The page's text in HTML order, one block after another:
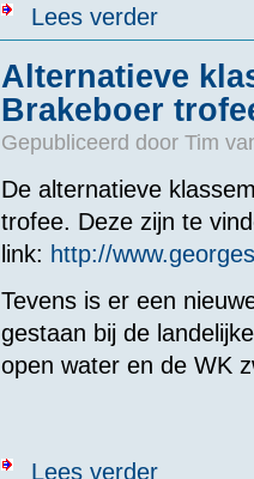
Lees verderover Foto's
Alternatieve
Brakeboer
Gepubliceerd door Tim
De alternatieve
trofee. Deze zijn te
link: http://
Tevens is er een
gestaan bij de
open water en de WK
Lees verderover